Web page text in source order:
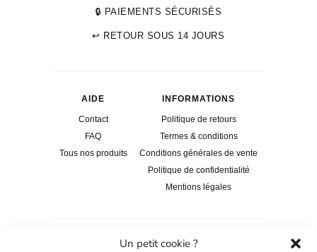
Un petit cookie ?
🔒 PAIEMENTS SÉCURISÉS
↩ RETOUR SOUS 14 JOURS
AIDE
Contact
FAQ
Tous nos produits
INFORMATIONS
Politique de retours
Termes & conditions
Conditions générales de vente
Politique de confidentialité
Mentions légales